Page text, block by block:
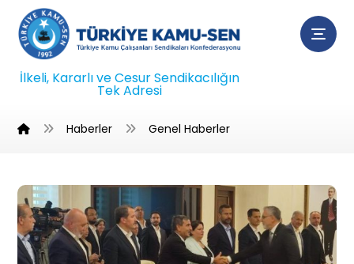
İlkeli, Kararlı ve Cesur Sendikacılığın
Tek Adresi
Haberler Genel Haberler